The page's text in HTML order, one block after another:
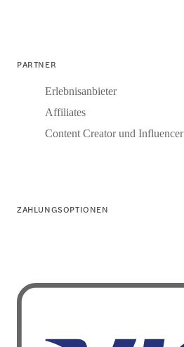
PARTNER
Erlebnisanbieter
Affiliates
Content Creator und Influencer
ZAHLUNGSOPTIONEN